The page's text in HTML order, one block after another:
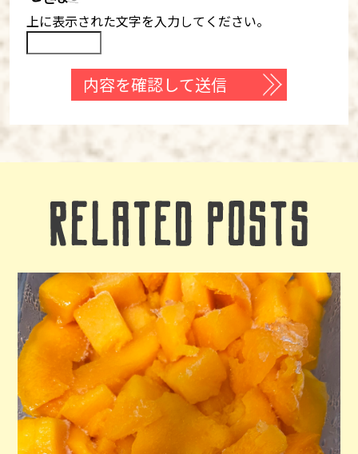
上に表示された文字を入力してください。